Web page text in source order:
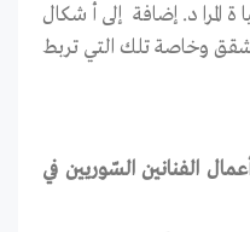
المراد. إضافة إلى أشكال
وخاصة تلك التي تربط
الفنانين السّوريين في